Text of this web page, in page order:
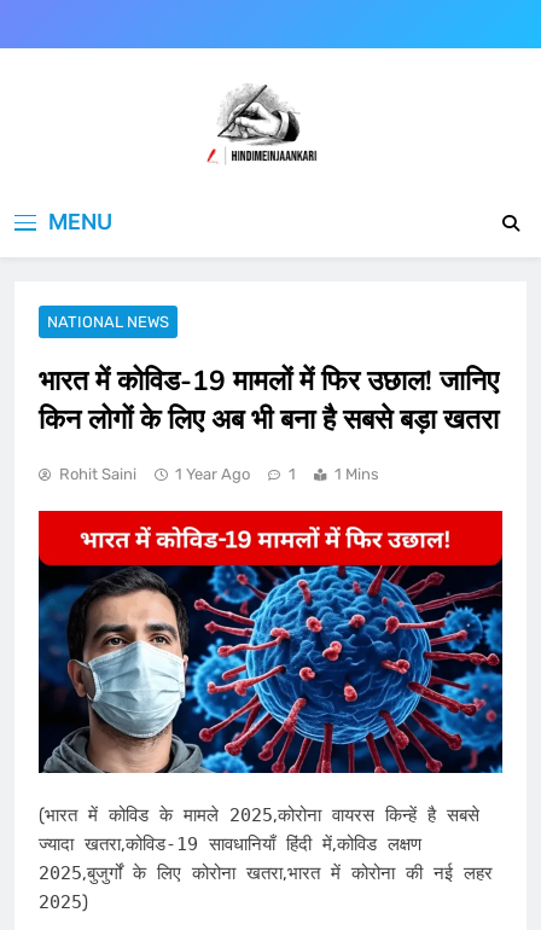
to
MENU
NATIONAL NEWS
भारत में कोविड-19 मामलों में फिर उछाल! जानिए
किन लोगों के लिए अब भी बना है सबसे बड़ा खतरा
Rohit Saini 1 Year Ago 1 1 Mins
(भारत में कोविड के मामले 2025,कोरोना वायरस किन्हें है सबसे
ज्यादा खतरा,कोविड-19 सावधानियाँ हिंदी में,कोविड लक्षण
2025,बुजुर्गों के लिए कोरोना खतरा,भारत में कोरोना की नई लहर
2025)